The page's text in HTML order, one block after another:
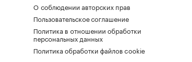
О соблюдении авторских прав
Пользовательское соглашение
Политика в отношении обработки
персональных данных
Политика обработки файлов cookie